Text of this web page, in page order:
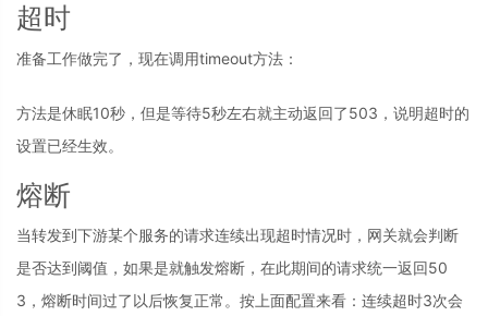
超时
准备工作做完了，现在调用timeout方法：
方法是休眠10秒，但是等待5秒左右就主动返回了503，说明超时的
设置已经生效。
熔断
当转发到下游某个服务的请求连续出现超时情况时，网关就会判断
是否达到阈值，如果是就触发熔断，在此期间的请求统一返回50
3，熔断时间过了以后恢复正常。按上面配置来看：连续超时3次会